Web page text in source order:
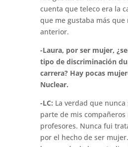
cuenta que teleco era la
que me gustaba más que
anterior.
-Laura, por ser mujer,
tipo de discriminación
carrera? Hay pocas
Nuclear.
-LC: La verdad que
parte de mis compañeros
profesores. Nunca fui
por el hecho de ser